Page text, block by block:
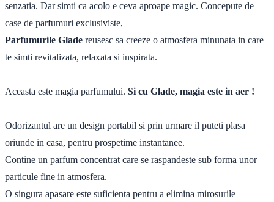
senzatia. Dar simti ca acolo e ceva aproape magic. Concepute de
case de parfumuri exclusiviste,
Parfumurile Glade reusesc sa creeze o atmosfera minunata in care
te simti revitalizata, relaxata si inspirata.
Aceasta este magia parfumului. Si cu Glade, magia este in aer !
Odorizantul are un design portabil si prin urmare il puteti plasa
oriunde in casa, pentru prospetime instantanee.
Contine un parfum concentrat care se raspandeste sub forma unor
particule fine in atmosfera.
O singura apasare este suficienta pentru a elimina mirosurile